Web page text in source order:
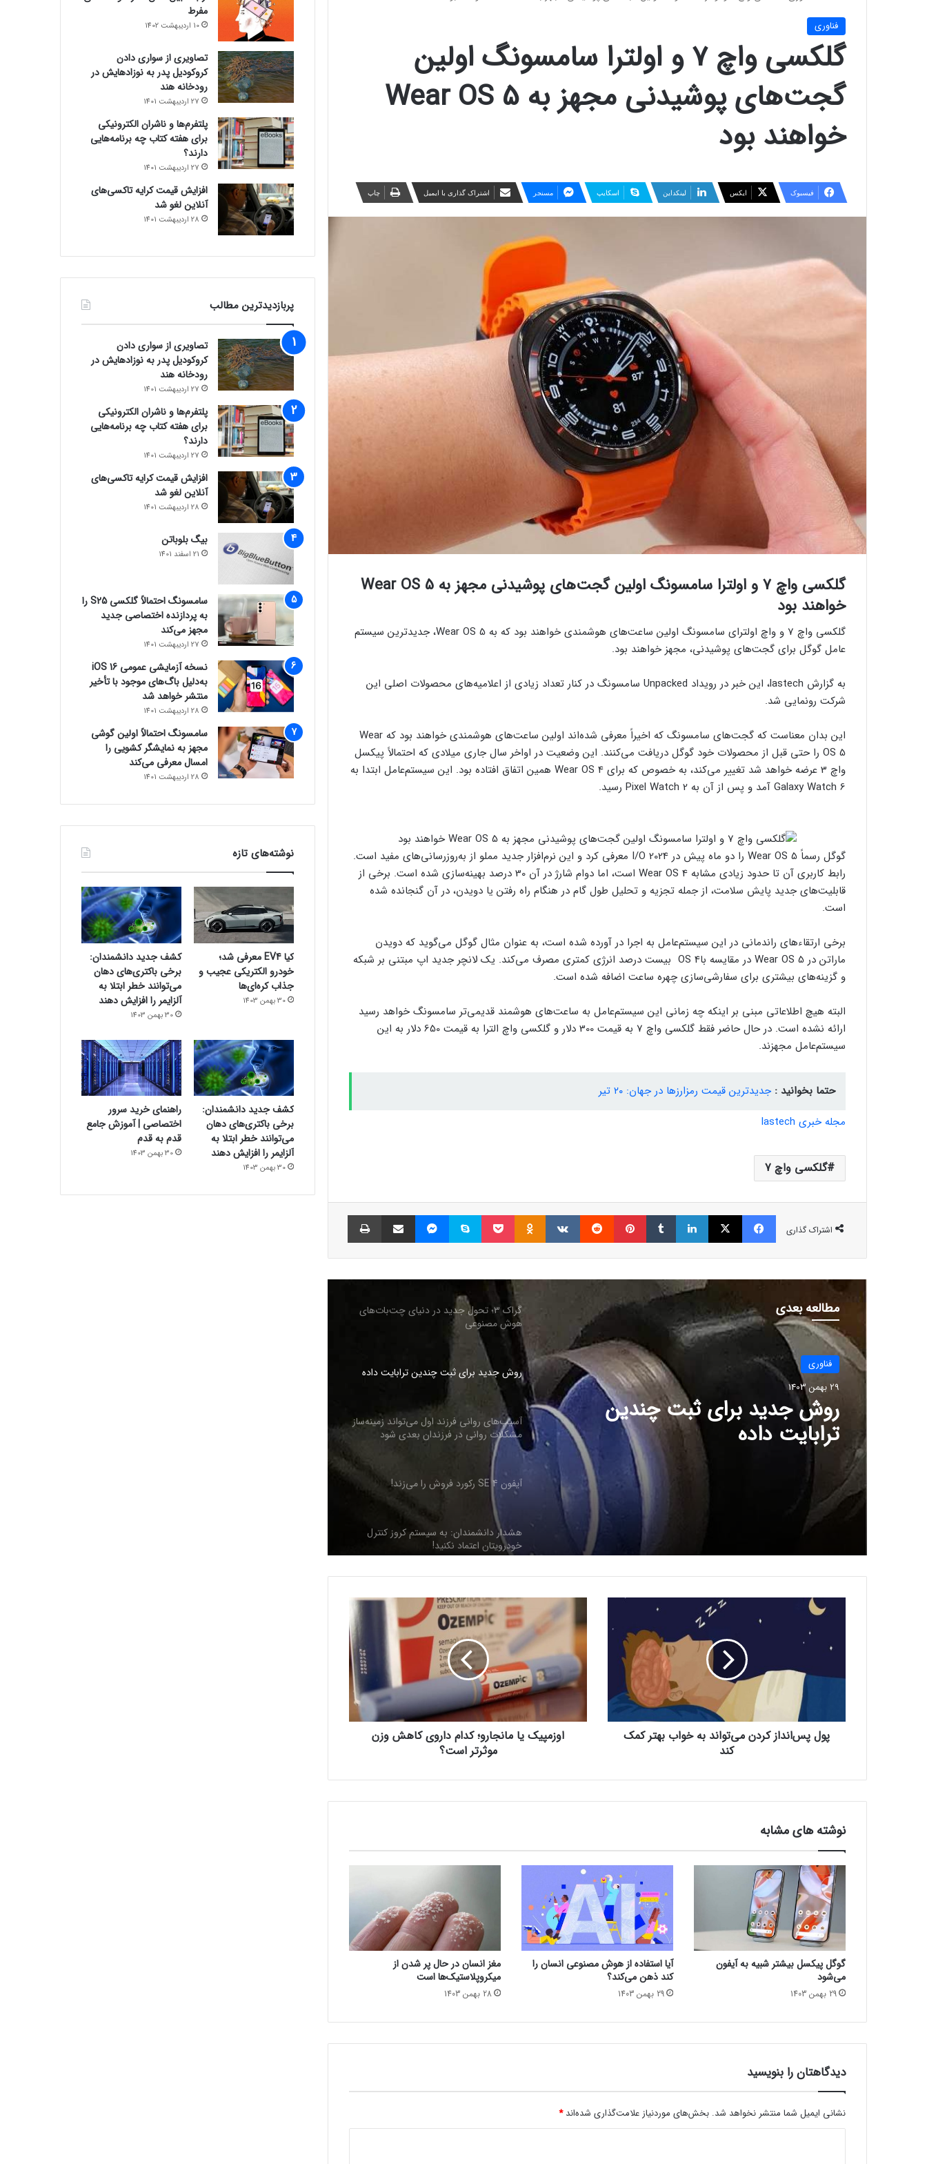
فناوری
گلکسی واچ 7 و اولترا سامسونگ اولین
گجت‌های پوشیدنی مجهز به Wear OS 5
خواهند بود
فیسبوک ایکس لینکداین اسکایپ مسنجر اشتراک گذاری با ایمیل چاپ
گلکسی واچ 7 و اولترا سامسونگ اولین گجت‌های پوشیدنی مجهز به Wear OS 5
خواهند بود
گلکسی واچ 7 و واچ اولترای سامسونگ اولین ساعت‌های هوشمندی خواهند بود که به Wear OS 5، جدیدترین سیستم
عامل گوگل برای گجت‌های پوشیدنی، مجهز خواهند بود.
به گزارش lastech، این خبر در رویداد Unpacked سامسونگ در کنار تعداد زیادی از اعلامیه‌های محصولات اصلی این
شرکت رونمایی شد.
این بدان معناست که گجت‌های سامسونگ که اخیراً معرفی شده‌اند اولین ساعت‌های هوشمندی خواهند بود که Wear
OS 5 را حتی قبل از محصولات خود گوگل دریافت می‌کنند. این وضعیت در اواخر سال جاری میلادی که احتمالاً پیکسل
واچ 3 عرضه خواهد شد تغییر می‌کند، به خصوص که برای Wear OS 4 همین اتفاق افتاده بود. این سیستم‌عامل ابتدا به
Galaxy Watch 6 آمد و پس از آن به Pixel Watch 2 رسید.
گوگل رسماً Wear OS 5 را دو ماه پیش در I/O 2024 معرفی کرد و این نرم‌افزار جدید مملو از به‌روزرسانی‌های مفید است.
رابط کاربری آن تا حدود زیادی مشابه Wear OS 4 است، اما دوام شارژ در آن 30 درصد بهینه‌سازی شده است. برخی از
قابلیت‌های جدید پایش سلامت، از جمله تجزیه و تحلیل طول گام در هنگام راه رفتن یا دویدن، در آن گنجانده شده
است.
برخی ارتقاء‌های راندمانی در این سیستم‌عامل به اجرا در آورده شده است، به عنوان مثال گوگل می‌گوید که دویدن
ماراتن در Wear OS 5 در مقایسه باOS 4 بیست درصد انرژی کمتری مصرف می‌کند. یک لانچر جدید اپ مبتنی بر شبکه
و گزینه‌های بیشتری برای سفارشی‌سازی چهره ساعت اضافه شده است.
البته هیچ اطلاعاتی مبنی بر اینکه چه زمانی این سیستم‌عامل به ساعت‌های هوشمند قدیمی‌تر سامسونگ خواهد رسید
ارائه نشده است. در حال حاضر فقط گلکسی واچ 7 به قیمت 300 دلار و گلکسی واچ الترا به قیمت 650 دلار به این
سیستم‌عامل مجهزند.
حتما بخوانید :جدیدترین قیمت رمزارزها در جهان: ۲۰ تير
مجله خبری lastech
گلکسی واچ 7
اشتراک گذاری
فیسبوک ایکس لینکداین تامبلر پینتریست Reddit
VKontakte
Odnoklassniki پاکت اسکایپ مسنجر اشتراک گذاری با ایمیل
مطالعه بعدی
فناوری
29 بهمن 1403
روش جدید برای ثبت چندین
ترابایت‌ داده
هشدار دانشمندان: به سیستم کروز کنترل
خودرویتان اعتماد نکنید!
قدرت زمان‌بندی عالی در عکاسی خیابانی
هشداری برای احتمال مرگ زودرس باشد
هوش مصنوعی
گراک ۳؛ تحول جدید در دنیای چت‌بات‌های
هوش مصنوعی
روش جدید برای ثبت چندین ترابایت‌ داده
آسیب‌های روانی فرزند اول می‌تواند زمینه‌ساز
مشکلات روانی در فرزندان بعدی شود
آیفون SE 4 رکورد فروش را می‌زند!
هشدار دانشمندان: به سیستم کروز کنترل
خودرویتان اعتماد نکنید!
گزارش تصویری: ۲۰ عکس شگفت‌انگیز از
قدرت زمان‌بندی عالی در عکاسی خیابانی
خطر آسیب کبدی ناشی از مصرف الکل برای
برخی افراد بیشتر است
مصرف انرژی چت‌جی‌پی‌تی کمتر از
پیش‌بینی‌هاست
از دست‌ دادن حس چشایی می‌تواند
هوش مصنوعی
گراک ۳؛ تحول جدید در دنیای چت‌بات‌های
هوش مصنوعی
روش جدید برای ثبت چندین ترابایت‌ داده
ا
ا
د
ت
و
ا
خ
و
ا
ب
ب
ت
م
ک
ک
ن
پول پس‌انداز کردن می‌تواند به خواب بهتر کمک
‌کند
ز
پ
ک
ا
ج
ک
د
م
ا
ر
و
ی
ش
و
ث
ر
اوزمپیک یا مانجارو؛ کدام داروی کاهش وزن
موثرتر است؟
نوشته های مشابه
گوگل پیکسل بیشتر شبیه به آیفون
می‌شود
29 بهمن 1403
آیا استفاده از هوش مصنوعی انسان را
کند ذهن می‌کند؟
29 بهمن 1403
مغز انسان در حال پر شدن از
میکروپلاستیک‌ها است
28 بهمن 1403
دیدگاهتان را بنویسید
نشانی ایمیل شما منتشر نخواهد شد. بخش‌های موردنیاز علامت‌گذاری شده‌اند*
مفرط
10 اردیبهشت 1402
تصاویری از سواری دادن
کروکودیل پدر به نوزادهایش در
رودخانه هند
27 اردیبهشت 1401
پلتفرم‌ها و ناشران الکترونیکی
برای هفته کتاب چه برنامه‌هایی
دارند؟
27 اردیبهشت 1401
افزایش قیمت کرایه تاکسی‌های
آنلاین لغو شد
28 اردیبهشت 1401
پربازدیدترین مطالب
تصاویری از سواری دادن
کروکودیل پدر به نوزادهایش در
رودخانه هند
27 اردیبهشت 1401
پلتفرم‌ها و ناشران الکترونیکی
برای هفته کتاب چه برنامه‌هایی
دارند؟
27 اردیبهشت 1401
افزایش قیمت کرایه تاکسی‌های
آنلاین لغو شد
28 اردیبهشت 1401
بیگ بلوباتن
21 اسفند 1401
سامسونگ احتمالاً گلکسی S25 را
به پردازنده اختصاصی جدید
مجهز می‌کند
27 اردیبهشت 1401
نسخه آزمایشی عمومی iOS 16
به‌دلیل باگ‌های موجود با تأخیر
منتشر خواهد شد
28 اردیبهشت 1401
سامسونگ احتمالاً اولین گوشی
مجهز به نمایشگر کشویی را
امسال معرفی می‌کند
28 اردیبهشت 1401
نوشته‌های تازه
کیا EV4 معرفی شد؛
خودرو الکتریکی عجیب و
جذاب کره‌ای‌ها
30 بهمن 1403
کشف جدید دانشمندان:
برخی باکتری‌های دهان
می‌توانند خطر ابتلا به
آلزایمر را افزایش دهند
30 بهمن 1403
کشف جدید دانشمندان:
برخی باکتری‌های دهان
می‌توانند خطر ابتلا به
آلزایمر را افزایش دهند
30 بهمن 1403
راهنمای خرید سرور
اختصاصی | آموزش جامع
قدم به قدم
30 بهمن 1403